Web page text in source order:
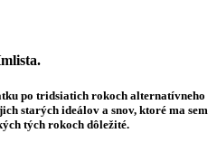
po tridsiatich rokoch alternatívneho
starých ideálov a snov, ktoré ma sem
tých rokoch dôležité.